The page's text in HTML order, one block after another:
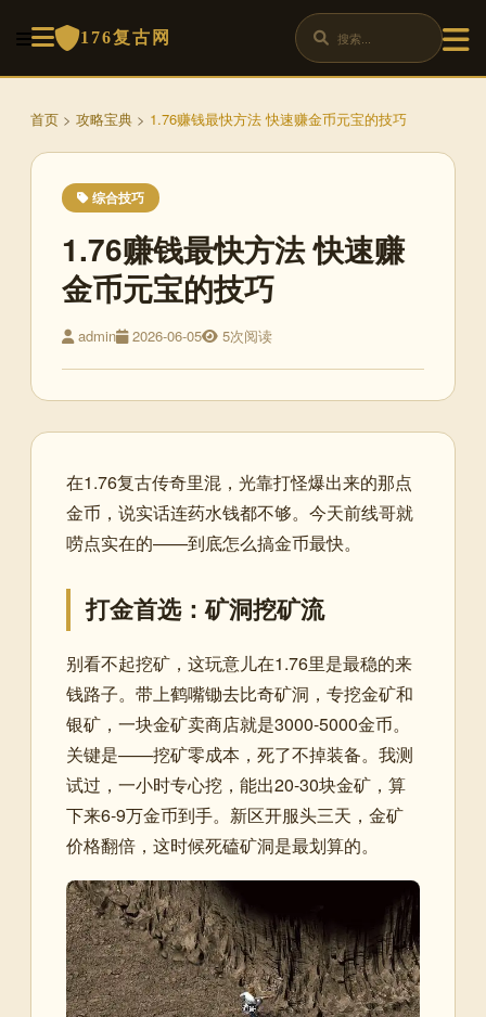
176复古网
首页 > 攻略宝典 > 1.76赚钱最快方法 快速赚金币元宝的技巧
综合技巧
1.76赚钱最快方法 快速赚
金币元宝的技巧
admin 2026-06-05 5次阅读
在1.76复古传奇里混，光靠打怪爆出来的那点
金币，说实话连药水钱都不够。今天前线哥就
唠点实在的——到底怎么搞金币最快。
打金首选：矿洞挖矿流
别看不起挖矿，这玩意儿在1.76里是最稳的来
钱路子。带上鹤嘴锄去比奇矿洞，专挖金矿和
银矿，一块金矿卖商店就是3000-5000金币。
关键是——挖矿零成本，死了不掉装备。我测
试过，一小时专心挖，能出20-30块金矿，算
下来6-9万金币到手。新区开服头三天，金矿
价格翻倍，这时候死磕矿洞是最划算的。